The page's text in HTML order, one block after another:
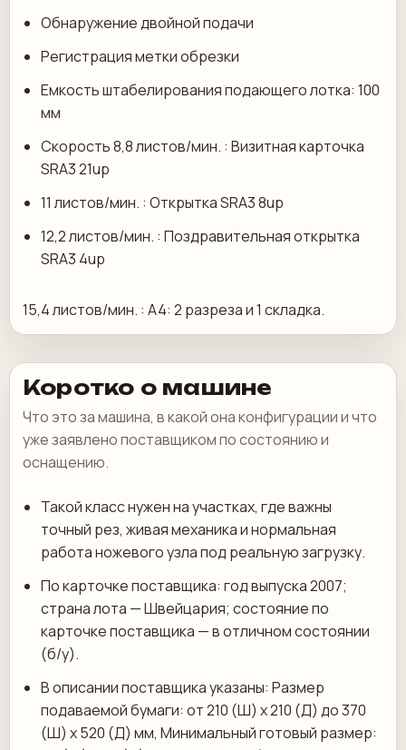
Обнаружение двойной подачи
Регистрация метки обрезки
Емкость штабелирования подающего лотка: 100
мм
Скорость 8,8 листов/мин. : Визитная карточка
SRA3 21up
11 листов/мин. : Открытка SRA3 8up
12,2 листов/мин. : Поздравительная открытка
SRA3 4up
15,4 листов/мин. : A4: 2 разреза и 1 складка.
Коротко о машине
Что это за машина, в какой она конфигурации и что
уже заявлено поставщиком по состоянию и
оснащению.
Такой класс нужен на участках, где важны
точный рез, живая механика и нормальная
работа ножевого узла под реальную загрузку.
По карточке поставщика: год выпуска 2007;
страна лота — Швейцария; состояние по
карточке поставщика — в отличном состоянии
(б/у).
В описании поставщика указаны: Размер
подаваемой бумаги: от 210 (Ш) x 210 (Д) до 370
(Ш) x 520 (Д) мм, Минимальный готовый размер: